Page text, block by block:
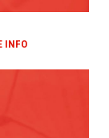
INFO